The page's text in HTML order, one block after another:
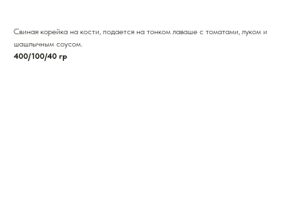
Свиная корейка на кости, подается на тонком лаваше с томатами, луком и
шашлычным соусом.
400/100/40 гр